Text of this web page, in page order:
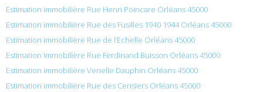
Estimation immobilière Rue Henri Poincare Orléans 45000
Estimation immobilière Rue des Fusilles 1940 1944 Orléans 45000
Estimation immobilière Rue de l’Echelle Orléans 45000
Estimation immobilière Rue Ferdinand Buisson Orléans 45000
Estimation immobilière Venelle Dauphin Orléans 45000
Estimation immobilière Rue des Cerisiers Orléans 45000